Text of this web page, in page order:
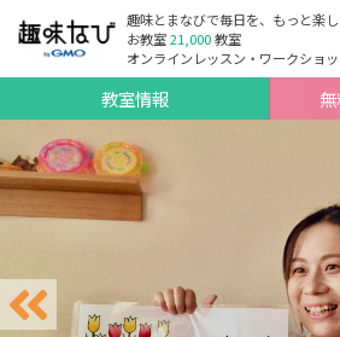
趣味とまなびで毎日を、もっと楽し
お教室21,000教室
オンラインレッスン・ワークショ
教室情報